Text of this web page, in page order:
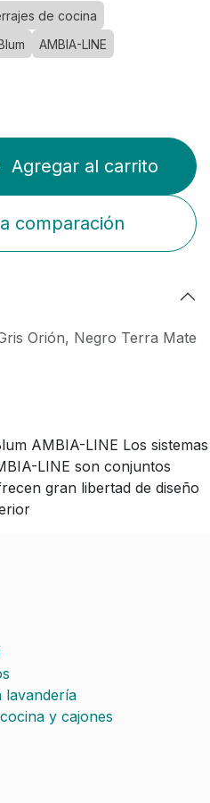
de cocina
AMBIA-LINE
Agregar al carrito
comparación
Orión, Negro Terra Mate
AMBIA-LINE Los sistemas
LINE son conjuntos
gran libertad de diseño
lavandería
y cajones